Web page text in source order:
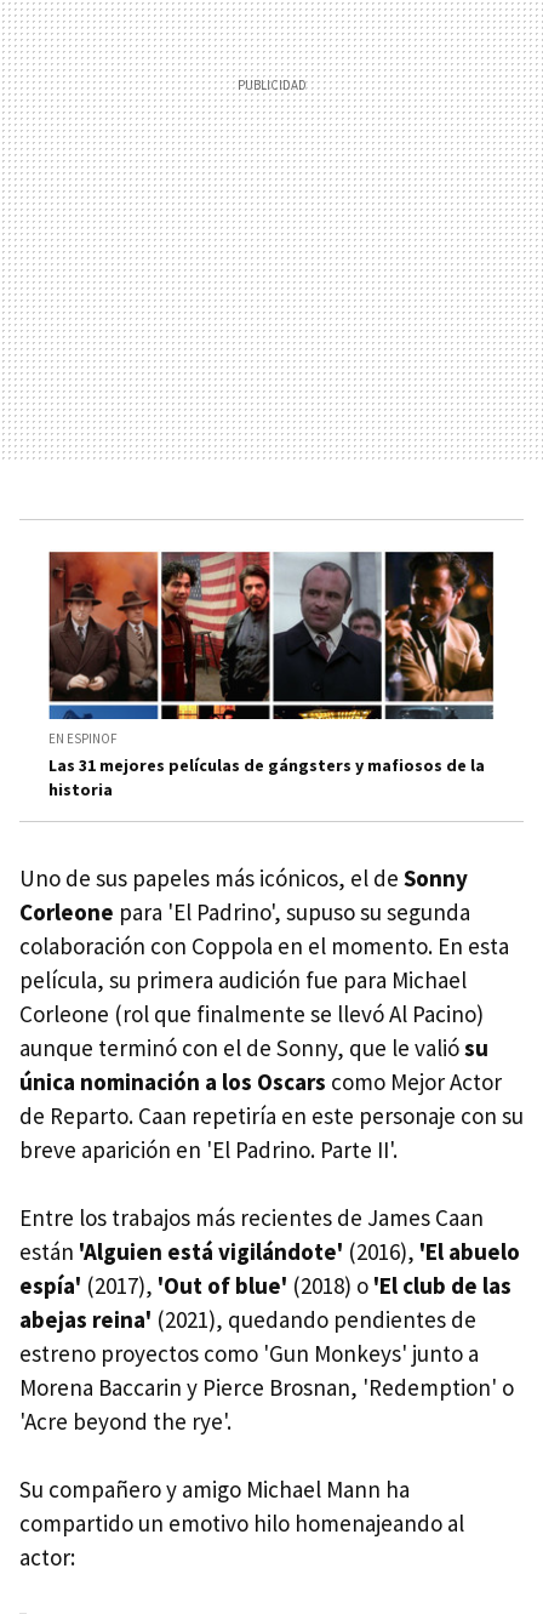
EN ESPINOF
Las 31 mejores películas de gángsters y mafiosos de la
historia
Uno de sus papeles más icónicos, el de Sonny
Corleone para 'El Padrino', supuso su segunda
colaboración con Coppola en el momento. En esta
película, su primera audición fue para Michael
Corleone (rol que finalmente se llevó Al Pacino)
aunque terminó con el de Sonny, que le valiósu
única nominación a los Oscars como Mejor Actor
de Reparto. Caan repetiría en este personaje con su
breve aparición en 'El Padrino. Parte II'.
Entre los trabajos más recientes de James Caan
están 'Alguien está vigilándote' (2016), 'El abuelo
espía' (2017), 'Out of blue' (2018) o 'El club de las
abejas reina' (2021), quedando pendientes de
estreno proyectos como 'Gun Monkeys' junto a
Morena Baccarin y Pierce Brosnan, 'Redemption' o
'Acre beyond the rye'.
Su compañero y amigo Michael Mann ha
compartido un emotivo hilo homenajeando al
actor: